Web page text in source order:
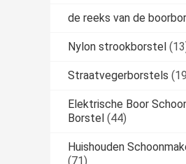
de reeks van de
Nylon strookborstel
Straatvegerborstels
Elektrische Boor
Borstel (44)
Huishouden
(71)